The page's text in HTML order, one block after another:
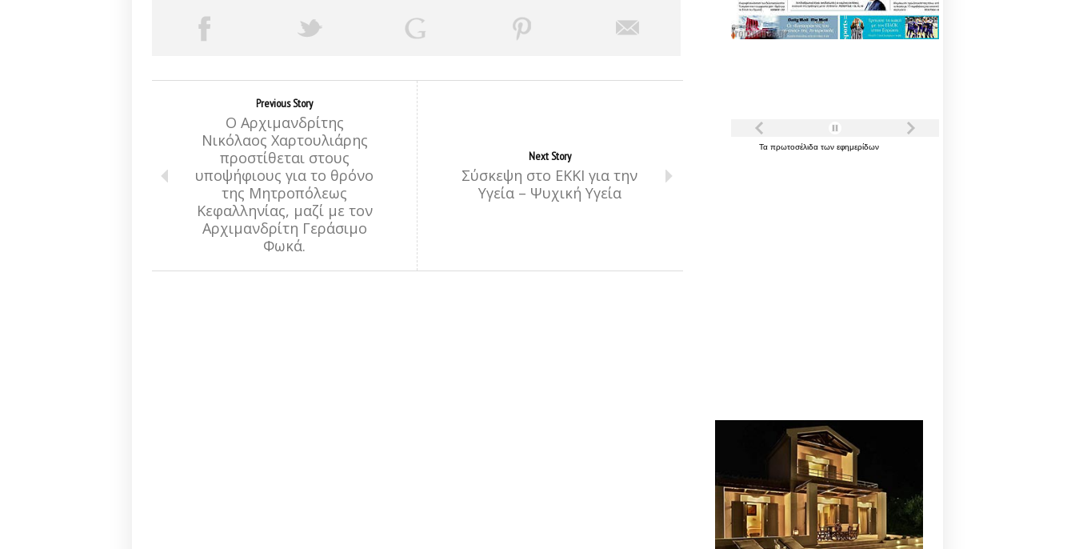
Previous Story
Ο Αρχιμανδρίτης
Νικόλαος Χαρτουλιάρης
προστίθεται στους
υποψήφιους για το θρόνο
της Μητροπόλεως
Κεφαλληνίας, μαζί με τον
Αρχιμανδρίτη Γεράσιμο
Φωκά.
Next Story
Σύσκεψη στο ΕΚΚΙ για την
Υγεία – Ψυχική Υγεία
Τα πρωτοσέλιδα των εφημερίδων